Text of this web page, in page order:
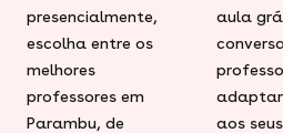
presencialmente,
escolha entre os
melhores
professores em
Parambu, de
aula
aos